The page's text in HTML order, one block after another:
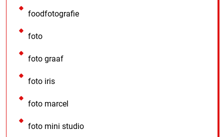
foodfotografie
foto
foto graaf
foto iris
foto marcel
foto mini studio